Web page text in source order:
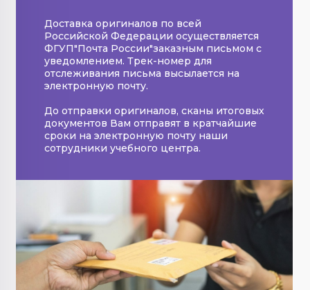
Доставка оригиналов по всей
Российской Федерации осуществляется
ФГУП"Почта России"заказным письмом с
уведомлением. Трек-номер для
отслеживания письма высылается на
электронную почту.
До отправки оригиналов, сканы итоговых
документов Вам отправят в кратчайшие
сроки на электронную почту наши
сотрудники учебного центра.